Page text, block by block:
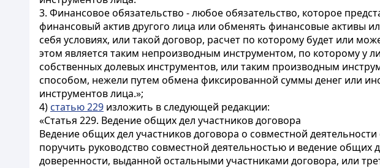
3. Финансовое обязательство - любое обязательство, которое
финансовый актив другого лица или обменять финансовые активы
себя условиях, или такой договор, расчет по которому будет или
этом является таким непроизводным инструментом, по которому у
собственных долевых инструментов, или таким производным
способом, нежели путем обмена фиксированной суммы денег или
инструментов лица.»;
4) статью 229 изложить в следующей редакции:
«Статья 229. Ведение общих дел участников договора
Ведение общих дел участников договора о совместной
поручить руководство совместной деятельностью и ведение
доверенности, выданной остальными участниками договора, или